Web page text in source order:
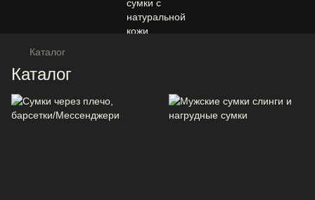
Каталог
Каталог